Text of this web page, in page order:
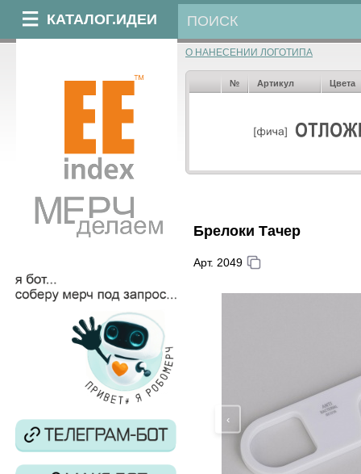
КАТАЛОГ.ИДЕИ
О НАНЕСЕНИИ ЛОГОТИПА
№ Артикул Цвета
Брелоки Тачер
Арт. 2049
‹